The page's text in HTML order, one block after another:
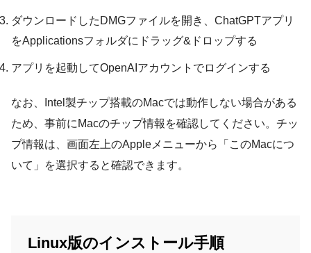
ダウンロードしたDMGファイルを開き、ChatGPTアプリ
をApplicationsフォルダにドラッグ&ドロップする
アプリを起動してOpenAIアカウントでログインする
なお、Intel製チップ搭載のMacでは動作しない場合がある
ため、事前にMacのチップ情報を確認してください。チッ
プ情報は、画面左上のAppleメニューから「このMacにつ
いて」を選択すると確認できます。
Linux版のインストール手順